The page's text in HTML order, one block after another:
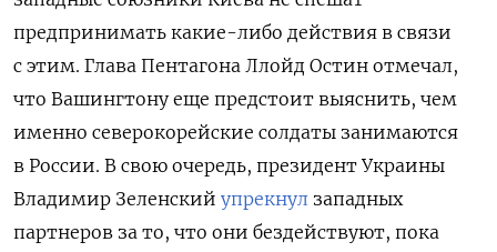
предпринимать какие-либо действия в связи
с этим. Глава Пентагона Ллойд Остин отмечал,
что Вашингтону еще предстоит выяснить, чем
именно северокорейские солдаты занимаются
в России. В свою очередь, президент Украины
Владимир Зеленский упрекнул западных
партнеров за то, что они бездействуют, пока